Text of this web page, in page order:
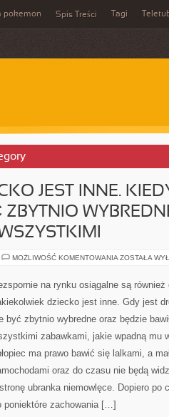
pokemon Spis Treści Tagi
JEST INNE. KIEDY
MOŻLIWOŚĆ KOMENTOWANIA
KIEDY
MAŁE
NIE
ZBYTNIO
WYBREDNE
I
BĘDZIE
BAWIŁO
SIĘ
WSZYSTKIMI
ZOSTAŁA
na rynku osiągalne są również
dziecko jest inne. Gdy jest
być zbytnio wybredne oraz będzie
zabawkami, jakie wpadną mu
ma prawo bawić się lalkami, a
oraz do czasu nie będą
ubranka niemowlęce. Dopiero po
poniektóre zachowania […]